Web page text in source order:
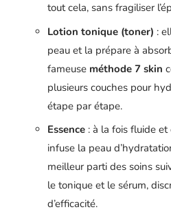
tout cela, sans fragiliser
Lotion tonique (toner) :
peau et la prépare à
fameuse méthode 7 skin
plusieurs couches pour
étape par étape.
Essence : à la fois fluide
infuse la peau
meilleur parti des soins
le tonique et le sérum,
d’efficacité.